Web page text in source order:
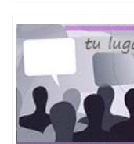
昆士兰大学学历成
士做文凭/购买澳
理加拿大昆特兰
551190476不能正
(海外大学） ★真
料（学生卡、录
Kwantlen